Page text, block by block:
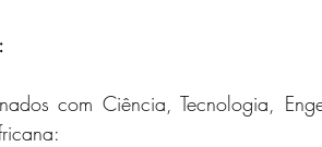
com Ciência, Tecnologia,